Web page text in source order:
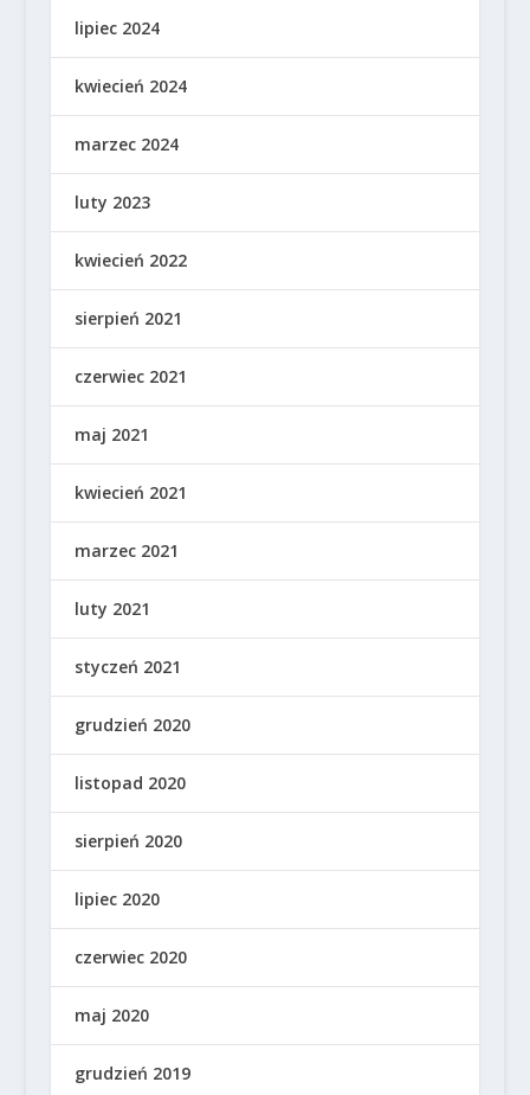
lipiec 2024
kwiecień 2024
marzec 2024
luty 2023
kwiecień 2022
sierpień 2021
czerwiec 2021
maj 2021
kwiecień 2021
marzec 2021
luty 2021
styczeń 2021
grudzień 2020
listopad 2020
sierpień 2020
lipiec 2020
czerwiec 2020
maj 2020
grudzień 2019